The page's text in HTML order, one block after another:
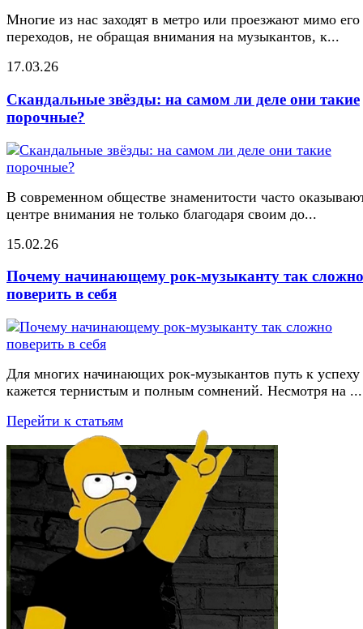
Многие из нас заходят в метро или проезжают мимо его
переходов, не обращая внимания на музыкантов, к...
17.03.26
Скандальные звёзды: на самом ли деле они такие
порочные?
В современном обществе знаменитости часто
центре внимания не только благодаря своим до...
15.02.26
Почему начинающему рок-музыканту так сложно
поверить в себя
Для многих начинающих рок-музыкантов путь к успеху
кажется тернистым и полным сомнений. Несмотря на ...
Перейти к статьям